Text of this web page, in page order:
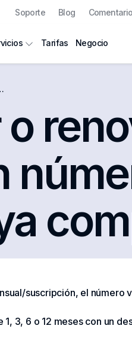
Soporte Blog
Tarifas Negocio
suscripción, el número
3, 6 o 12 meses con un